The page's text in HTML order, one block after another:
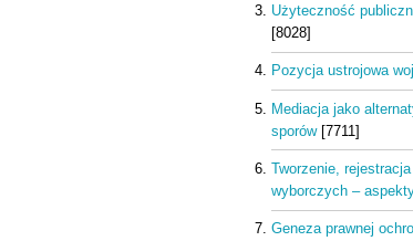
Użyteczność
[8028]
Pozycja ustrojowa
Mediacja jako
sporów[7711]
Tworzenie,
wyborczych –
Geneza prawnej